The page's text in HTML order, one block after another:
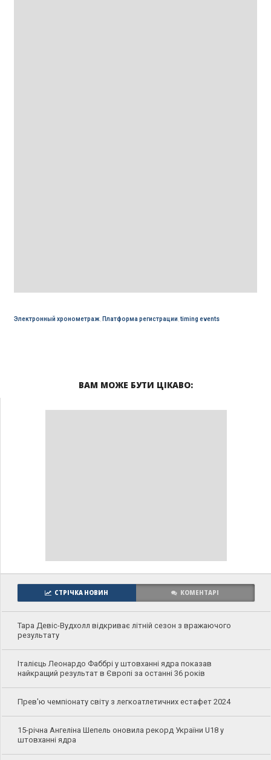
Электронный хронометраж, Платформа регистрации timing events
ВАМ МОЖЕ БУТИ ЦІКАВО:
СТРІЧКА НОВИН КОМЕНТАРІ
Тара Девіс-Вудхолл відкриває літній сезон з вражаючого
результату
Італієць Леонардо Фаббрі у штовханні ядра показав
найкращий результат в Європі за останні 36 років
Прев'ю чемпіонату світу з легкоатлетичних естафет 2024
15-річна Ангеліна Шепель оновила рекорд України U18 у
штовханні ядра